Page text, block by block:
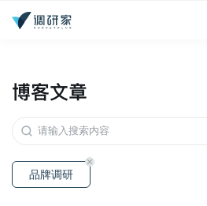
博客文章
品牌调研